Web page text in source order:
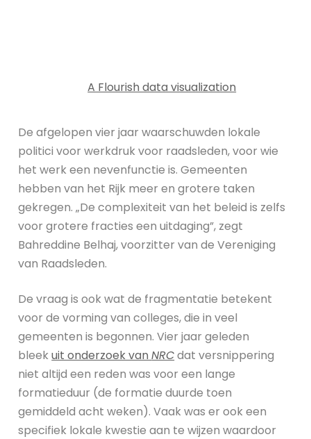
A Flourish data visualization
De afgelopen vier jaar waarschuwden lokale
politici voor werkdruk voor raadsleden, voor wie
het werk een nevenfunctie is. Gemeenten
hebben van het Rijk meer en grotere taken
gekregen. „De complexiteit van het beleid is zelfs
voor grotere fracties een uitdaging”, zegt
Bahreddine Belhaj, voorzitter van de Vereniging
van Raadsleden.
De vraag is ook wat de fragmentatie betekent
voor de vorming van colleges, die in veel
gemeenten is begonnen. Vier jaar geleden
bleekuit onderzoek vanNRCdat versnippering
niet altijd een reden was voor een lange
formatieduur (de formatie duurde toen
gemiddeld acht weken). Vaak was er ook een
specifiek lokale kwestie aan te wijzen waardoor